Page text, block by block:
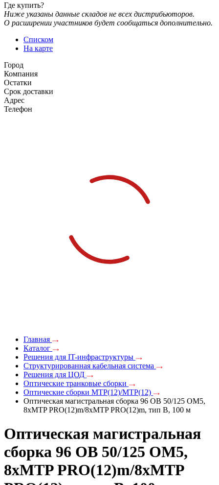
Где купить?
Ниже указаны данные складов не всех дистрибьюторов.
О расширении участников будет сообщаться дополнительно.
Списком
На карте
Город
Компания
Остатки
Срок доставки
Адрес
Телефон
Главная
Каталог
Решения для IT-инфраструктуры
Структурированная кабельная система
Решения для ЦОД
Оптические транковые сборки
Оптические сборки MTP(12)/MTP(12)
Оптическая магистральная сборка 96 ОВ 50/125 OM5,
8xMTP PRO(12)m/8xMTP PRO(12)m, тип В, 100 м
Оптическая магистральная
сборка 96 ОВ 50/125 OM5,
8xMTP PRO(12)m/8xMTP